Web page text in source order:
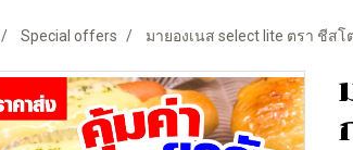
Special offers มายองเนส select lite ตรา ชีสโ